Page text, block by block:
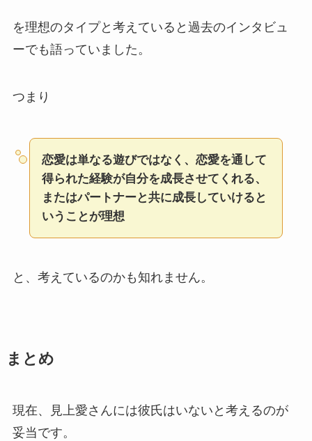
を理想のタイプと考えていると過去のインタビュ
ーでも語っていました。
つまり
恋愛は単なる遊びではなく、恋愛を通して
得られた経験が自分を成長させてくれる、
またはパートナーと共に成長していけると
いうことが理想
と、考えているのかも知れません。
まとめ
現在、見上愛さんには彼氏はいないと考えるのが
妥当です。